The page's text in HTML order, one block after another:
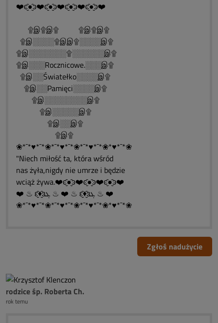
❤️ͼ̮̑●̮̑ͽ❤️ͼ̮̑●̮̑ͽ❤️ͼ̮̑●̮̑ͽ❤️ͼ̮̑●̮̑ͽ❤️
۩இ۩இ۩ ۩இ۩இ۩
۩இ░░░░۩இஇ۩░░░░இ۩
۩இ░░░░░░░۩░░░░░░இ۩
۩இ░░░Rocznicowe.░░░இ۩
۩இ░░Światełko░░░░இ۩
۩இ░░Pamięci░░░░இ۩
۩இ░░░░░░░░இ۩
۩இ░░░░░இ۩
۩இ░░இ۩
۩இ۩
❀*¯*♥*¯*❀*¯*♥*¯*❀*¯*♥*¯*❀*♥*¯*❀
"Niech miłość ta, która wśród
nas żyła,nigdy nie umrze i będzie
wciąż żywa.❤️ͼ̮̑●̮̑ͽ❤️ͼ̮̑●̮̑ͽ❤️ͼ̮̑●̮̑ͽ❤️
❤️ ♨ ԑ̮̑♦̮̑ɜܓ ♨ ❤️ ♨ ԑ̮̑♦̮̑ɜܓ ♨ ❤️
❀*¯*♥*¯*❀*¯*♥*¯*❀*¯*♥*¯*❀*♥*¯*❀
Zgłoś nadużycie
rodzice śp. Roberta Ch.
rok temu